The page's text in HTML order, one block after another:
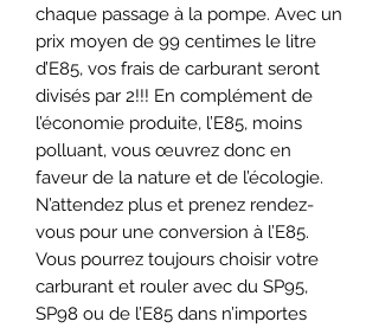
chaque passage à la pompe. Avec un
prix moyen de 99 centimes le litre
d’E85, vos frais de carburant seront
divisés par 2!!! En complément de
l’économie produite, l’E85, moins
polluant, vous œuvrez donc en
faveur de la nature et de l’écologie.
N’attendez plus et prenez rendez-
vous pour une conversion à l’E85.
Vous pourrez toujours choisir votre
carburant et rouler avec du SP95,
SP98 ou de l’E85 dans n’importes